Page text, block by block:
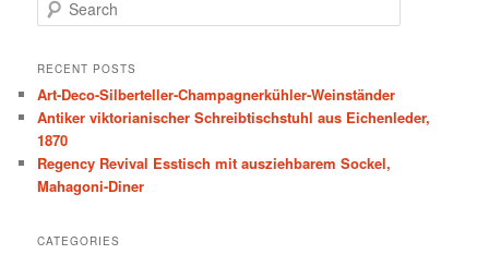
e
r
h
RECENT POSTS
Art-Deco-Silberteller-Champagnerkühler-Weinständer
Antiker viktorianischer Schreibtischstuhl aus Eichenleder,
1870
Regency Revival Esstisch mit ausziehbarem Sockel,
Mahagoni-Diner
CATEGORIES